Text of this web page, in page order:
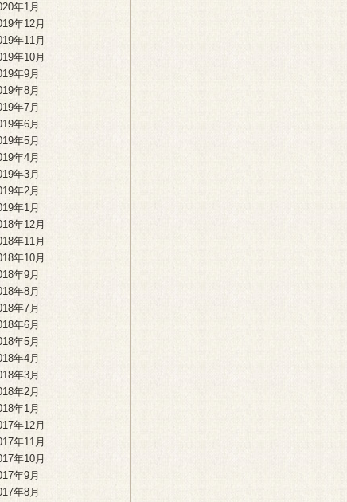
年1月
年12月
年11月
年10月
年9月
年8月
年7月
年6月
年5月
年4月
年3月
年2月
年1月
年12月
年11月
年10月
年9月
年8月
年7月
年6月
年5月
年4月
年3月
年2月
年1月
年12月
年11月
年10月
年9月
年8月